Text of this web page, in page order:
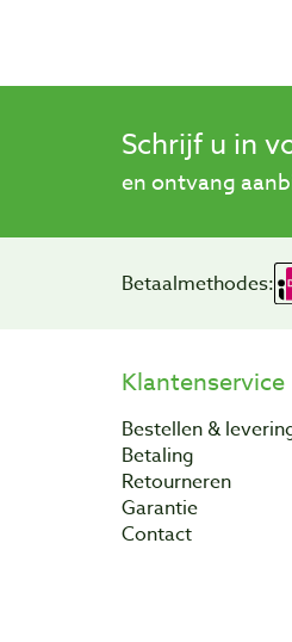
Schrijf u in
en ontvang
Betaalmethodes:
Klantenservice
Bestellen &
Betaling
Retourneren
Garantie
Contact